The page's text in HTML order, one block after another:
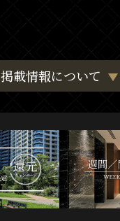
掲載情報について